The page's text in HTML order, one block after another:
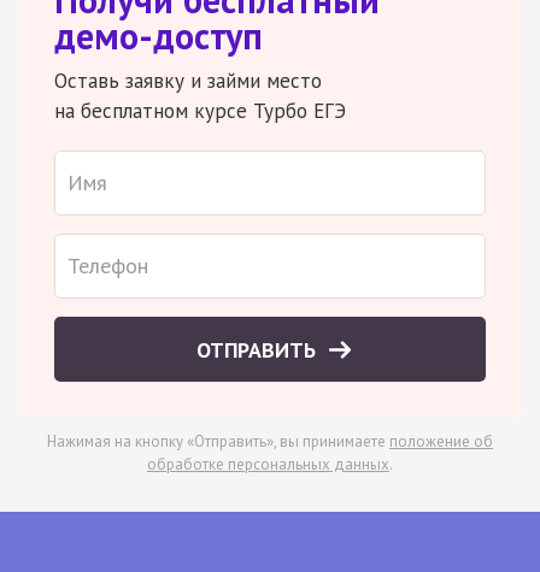
демо-доступ
Оставь заявку и займи место
на бесплатном курсе Турбо ЕГЭ
ОТПРАВИТЬ
Нажимая на кнопку «Отправить», вы принимаете положение об
обработке персональных данных.